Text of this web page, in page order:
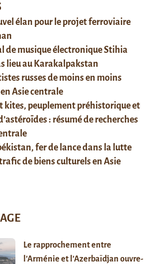
élan pour le projet ferroviaire
de musique électronique Stihia
lieu au Karakalpakstan
russes de moins en moins
Asie centrale
kites, peuplement préhistorique et
: résumé de recherches
fer de lance dans la lutte
de biens culturels en Asie
Le rapprochement entre
l’Arménie et l’Azerbaïdjan ouvre-